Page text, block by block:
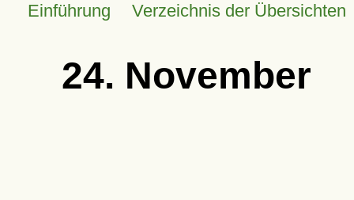
Einführung Verzeichnis der Übersichten
24. November